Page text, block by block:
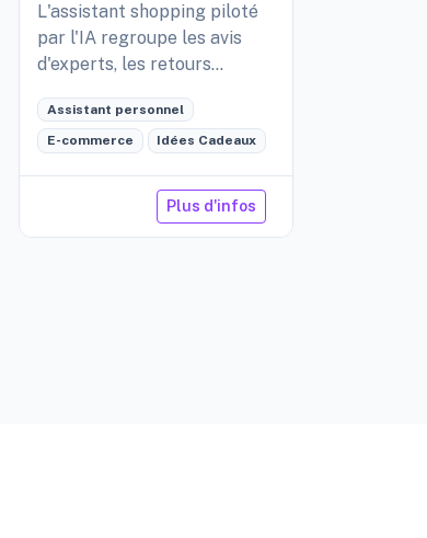
L'assistant shopping piloté
par l'IA regroupe les avis
d'experts, les retours
partagées sur Reddit.
Assistant personnel
E-commerce Idées Cadeaux
Plus d'infos